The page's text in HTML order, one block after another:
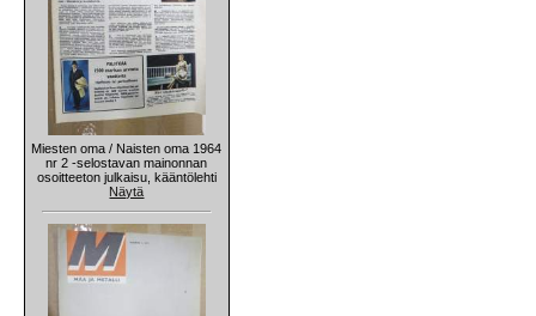
Miesten oma / Naisten oma 1964
nr 2 -selostavan mainonnan
osoitteeton julkaisu, kääntölehti
Näytä